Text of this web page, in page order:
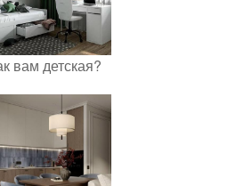
вам детская?